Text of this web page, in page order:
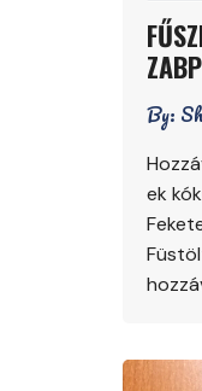
By:
ek